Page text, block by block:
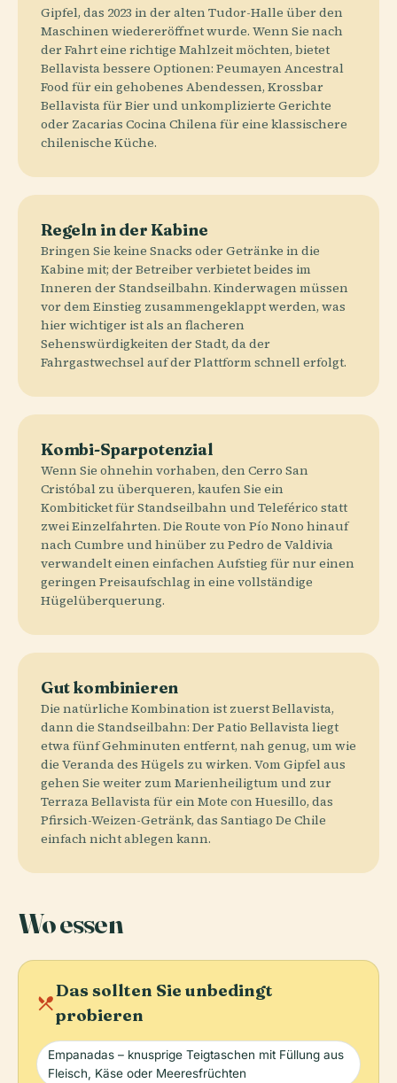
Gipfel, das 2023 in der alten Tudor-Halle über den
Maschinen wiedereröffnet wurde. Wenn Sie nach
der Fahrt eine richtige Mahlzeit möchten, bietet
Bellavista bessere Optionen: Peumayen Ancestral
Food für ein gehobenes Abendessen, Krossbar
Bellavista für Bier und unkomplizierte Gerichte
oder Zacarias Cocina Chilena für eine klassischere
chilenische Küche.
Regeln in der Kabine
Bringen Sie keine Snacks oder Getränke in die
Kabine mit; der Betreiber verbietet beides im
Inneren der Standseilbahn. Kinderwagen müssen
vor dem Einstieg zusammengeklappt werden, was
hier wichtiger ist als an flacheren
Sehenswürdigkeiten der Stadt, da der
Fahrgastwechsel auf der Plattform schnell erfolgt.
Kombi-Sparpotenzial
Wenn Sie ohnehin vorhaben, den Cerro San
Cristóbal zu überqueren, kaufen Sie ein
Kombiticket für Standseilbahn und Teleférico statt
zwei Einzelfahrten. Die Route von Pío Nono hinauf
nach Cumbre und hinüber zu Pedro de Valdivia
verwandelt einen einfachen Aufstieg für nur einen
geringen Preisaufschlag in eine vollständige
Hügelüberquerung.
Gut kombinieren
Die natürliche Kombination ist zuerst Bellavista,
dann die Standseilbahn: Der Patio Bellavista liegt
etwa fünf Gehminuten entfernt, nah genug, um wie
die Veranda des Hügels zu wirken. Vom Gipfel aus
gehen Sie weiter zum Marienheiligtum und zur
Terraza Bellavista für ein Mote con Huesillo, das
Pfirsich-Weizen-Getränk, das Santiago De Chile
einfach nicht ablegen kann.
Wo essen
local_dining
Das sollten Sie unbedingt
probieren
Empanadas – knusprige Teigtaschen mit Füllung aus
Fleisch, Käse oder Meeresfrüchten